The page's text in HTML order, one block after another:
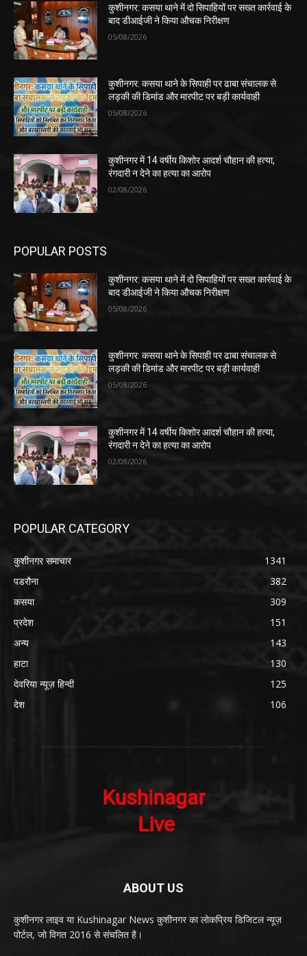
कुशीनगर: कसया थाने में दो सिपाहियों पर सख्त कार्रवाई के
बाद डीआईजी ने किया औचक निरीक्षण
05/08/2026
कुशीनगर: कसया थाने के सिपाही पर ढाबा संचालक से
लड़की की डिमांड और मारपीट पर बड़ी कार्यवाही
05/08/2026
कुशीनगर में 14 वर्षीय किशोर आदर्श चौहान की हत्या,
रंगदारी न देने का हत्या का आरोप
02/08/2026
POPULAR POSTS
कुशीनगर: कसया थाने में दो सिपाहियों पर सख्त कार्रवाई के
बाद डीआईजी ने किया औचक निरीक्षण
05/08/2026
कुशीनगर: कसया थाने के सिपाही पर ढाबा संचालक से
लड़की की डिमांड और मारपीट पर बड़ी कार्यवाही
05/08/2026
कुशीनगर में 14 वर्षीय किशोर आदर्श चौहान की हत्या,
रंगदारी न देने का हत्या का आरोप
02/08/2026
POPULAR CATEGORY
कुशीनगर समाचार
1341
पडरौना
382
कसया
309
प्रदेश
151
अन्य
143
हाटा
130
देवरिया न्यूज़ हिन्दी
125
देश
106
ABOUT US
कुशीनगर लाइव या Kushinagar News कुशीनगर का लोकप्रिय डिजिटल न्यूज़
पोर्टल, जो विगत 2016 से संचलित है।